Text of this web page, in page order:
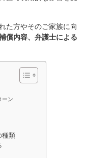
た方やそのご家族に向
償内容、弁護士による
ーン
種類